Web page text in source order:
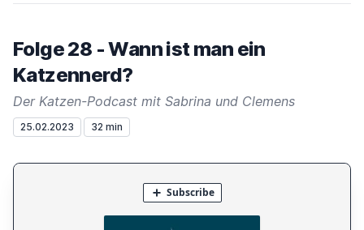
Folge 28 - Wann ist man ein
Katzennerd?
Der Katzen-Podcast mit Sabrina und Clemens
25.02.2023 32 min